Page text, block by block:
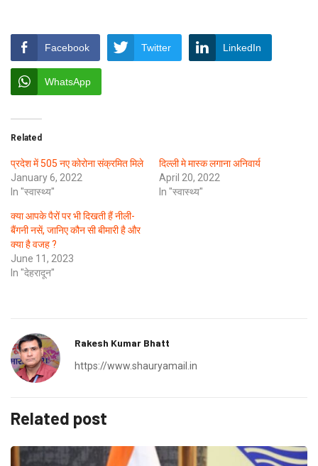
Facebook Twitter LinkedIn
WhatsApp
Related
प्रदेश में 505 नए कोरोना संक्रमित मिले
January 6, 2022
In "स्वास्थ्य"
दिल्ली मे मास्क लगाना अनिवार्य
April 20, 2022
In "स्वास्थ्य"
क्या आपके पैरों पर भी दिखती हैं नीली-
बैंगनी नसें, जानिए कौन सी बीमारी है और
क्या है वजह ?
June 11, 2023
In "देहरादून"
Rakesh Kumar Bhatt
https://www.shauryamail.in
Related post